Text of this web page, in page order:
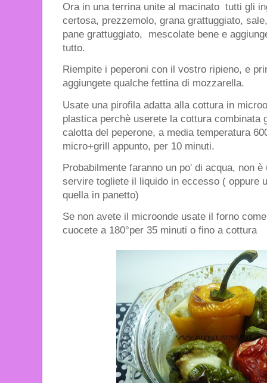
Ora in una terrina unite al macinato tutti gli
certosa, prezzemolo, grana grattuggiato,
pane grattuggiato, mescolate bene e
tutto.
Riempite i peperoni con il vostro ripieno, e
aggiungete qualche fettina di mozzarella.
Usate una pirofila adatta alla cottura in
plastica perchè userete la cottura combinata
calotta del peperone, a media temperatura
micro+grill appunto, per 10 minuti.
Probabilmente faranno un po' di acqua, non
servire togliete il liquido in eccesso ( oppure
quella in panetto)
Se non avete il microonde usate il forno
cuocete a 180°per 35 minuti o fino a cottura